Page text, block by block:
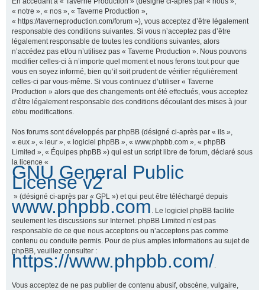
« notre », « nos », « Taverne Production »,
« https://taverneproduction.com/forum »), vous acceptez d’être légalement
responsable des conditions suivantes. Si vous n’acceptez pas d’être
légalement responsable de toutes les conditions suivantes, alors
n’accédez pas et/ou n’utilisez pas « Taverne Production ». Nous pouvons
modifier celles-ci à n’importe quel moment et nous ferons tout pour que
vous en soyez informé, bien qu’il soit prudent de vérifier régulièrement
celles-ci par vous-même. Si vous continuez d’utiliser « Taverne
Production » alors que des changements ont été effectués, vous acceptez
d’être légalement responsable des conditions découlant des mises à jour
et/ou modifications.
Nos forums sont développés par phpBB (désigné ci-après par « ils »,
« eux », « leur », « logiciel phpBB », « www.phpbb.com », « phpBB
Limited », « Équipes phpBB ») qui est un script libre de forum, déclaré sous
la licence «
GNU General Public
License v2
» (désigné ci-après par « GPL ») et qui peut être téléchargé depuis
www.phpbb.com
. Le logiciel phpBB facilite
seulement les discussions sur Internet. phpBB Limited n’est pas
responsable de ce que nous acceptons ou n’acceptons pas comme
contenu ou conduite permis. Pour de plus amples informations au sujet de
phpBB, veuillez consulter :
https://www.phpbb.com/
Vous acceptez de ne pas publier de contenu abusif, obscène, vulgaire,